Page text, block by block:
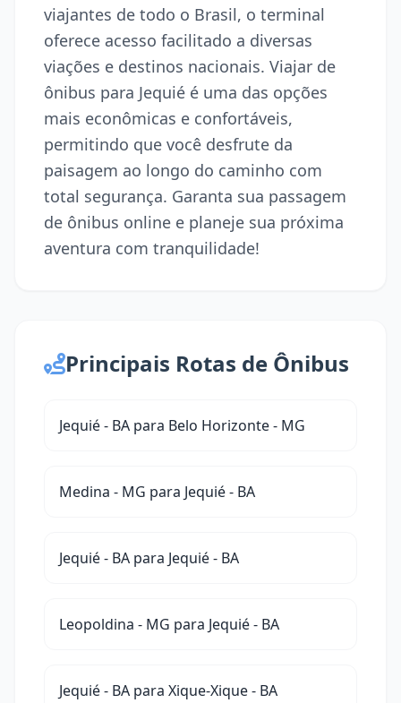
viajantes de todo o Brasil, o terminal
oferece acesso facilitado a diversas
viações e destinos nacionais. Viajar de
ônibus para Jequié é uma das opções
mais econômicas e confortáveis,
permitindo que você desfrute da
paisagem ao longo do caminho com
total segurança. Garanta sua passagem
de ônibus online e planeje sua próxima
aventura com tranquilidade!
Principais Rotas de Ônibus
Jequié - BA para Belo Horizonte - MG
Medina - MG para Jequié - BA
Jequié - BA para Jequié - BA
Leopoldina - MG para Jequié - BA
Jequié - BA para Xique-Xique - BA